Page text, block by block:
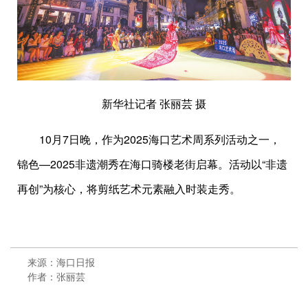
新华社记者 张丽芸 摄
10月7日晚，作为2025海口艺术周系列活动之一，
锦色—2025非遗潮秀在海口骑楼老街启幕。活动以“非遗
再创”为核心，将剪纸艺术元素融入时装走秀。
来源：海口日报
作者：张丽芸